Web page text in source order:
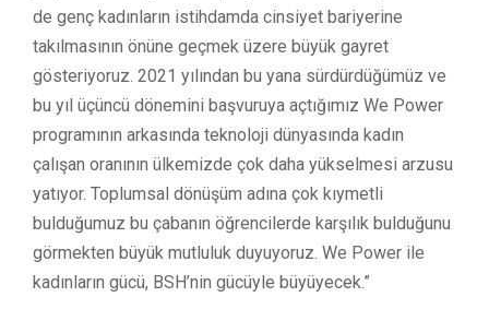
de genç kadınların istihdamda cinsiyet bariyerine
takılmasının önüne geçmek üzere büyük gayret
gösteriyoruz. 2021 yılından bu yana sürdürdüğümüz ve
bu yıl üçüncü dönemini başvuruya açtığımız We Power
programının arkasında teknoloji dünyasında kadın
çalışan oranının ülkemizde çok daha yükselmesi arzusu
yatıyor. Toplumsal dönüşüm adına çok kıymetli
bulduğumuz bu çabanın öğrencilerde karşılık bulduğunu
görmekten büyük mutluluk duyuyoruz. We Power ile
kadınların gücü, BSH’nin gücüyle büyüyecek.”